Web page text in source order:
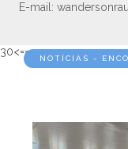
E-mail:
30<==
NOTÍCIAS -